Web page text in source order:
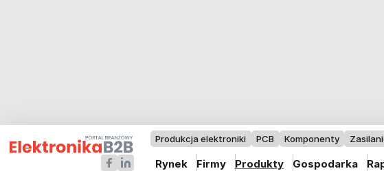
Produkcja elektroniki PCB Komponenty
Rynek Firmy Produkty Gospodarka